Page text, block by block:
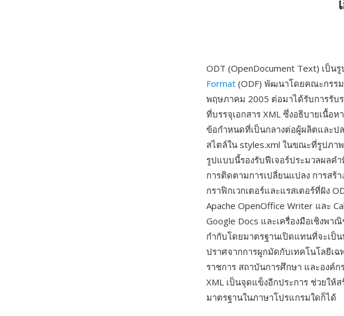
ODT (OpenDocument Text) เป็
Format (ODF) พัฒนาโดยคณะกรรม
พฤษภาคม 2005 ต่อมาได้รับการรับ
ที่บรรจุเอกสาร XML ซึ่งอธิบายเนื้อ
ข้อกำหนดที่เป็นกลางต่อผู้ผลิตและป
สไตล์ใน styles.xml ในขณะที่รูปภา
รูปแบบนี้รองรับฟีเจอร์ประมวลผลค
การติดตามการเปลี่ยนแปลง การส
กราฟิกเวกเตอร์และแรสเตอร์ที่ฝัง
Apache OpenOffice Writer และ
Google Docs และเครื่องมือเชิงพ
กำกับโดยมาตรฐานเปิดแทนที่จะเป็น
ปราศจากการผูกมัดกับเทคโนโลยีเ
ราชการ สถาบันการศึกษา และองค์
XML เป็นจุดแข็งอีกประการ ช่วยให้
มาตรฐานในภาษาโปรแกรมใดก็ได้